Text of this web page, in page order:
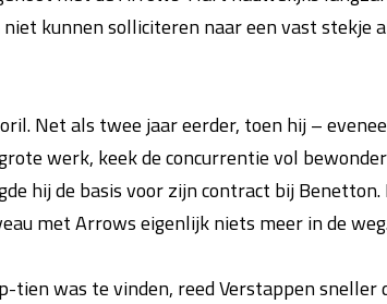
kunnen solliciteren naar een vast stekje
Net als twee jaar eerder, toen hij –
werk, keek de concurrentie vol
hij de basis voor zijn contract bij
met Arrows eigenlijk niets meer in de
tien was te vinden, reed Verstappen sneller